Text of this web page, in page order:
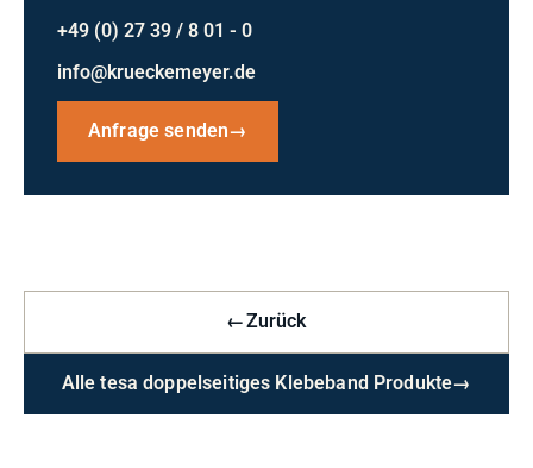
+49 (0) 27 39 / 8 01 - 0
info@krueckemeyer.de
Anfrage senden→
←Zurück
Alle tesa doppelseitiges Klebeband Produkte→